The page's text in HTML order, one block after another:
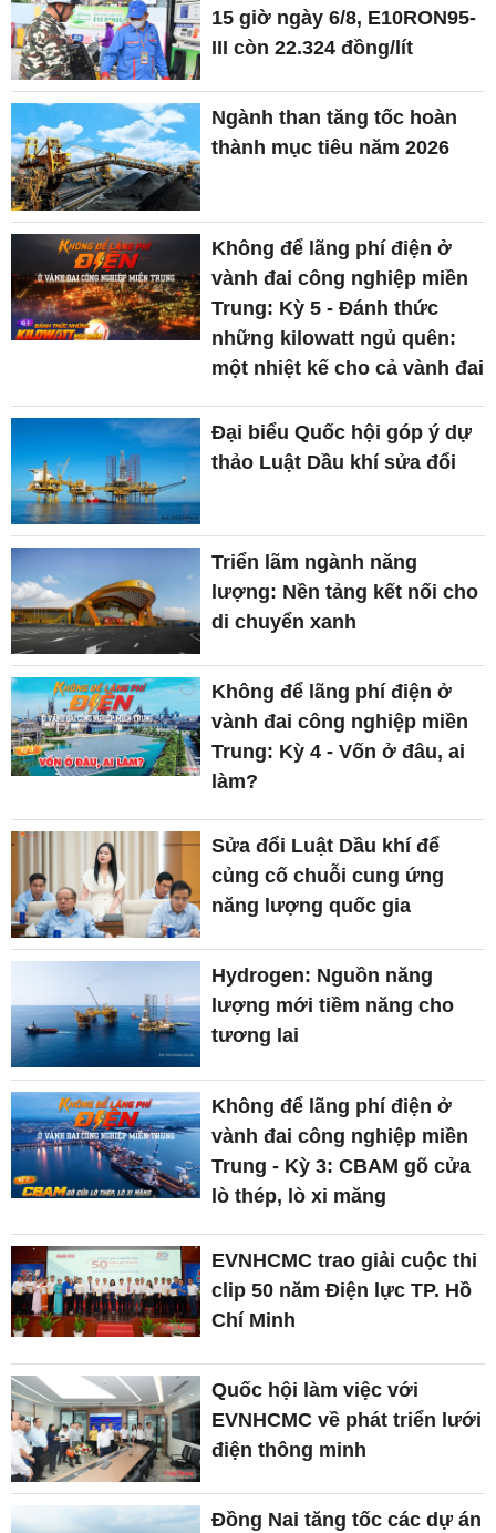
15 giờ ngày 6/8, E10RON95-
III còn 22.324 đồng/lít
Ngành than tăng tốc hoàn
thành mục tiêu năm 2026
Không để lãng phí điện ở
vành đai công nghiệp miền
Trung: Kỳ 5 - Đánh thức
những kilowatt ngủ quên:
một nhiệt kế cho cả vành đai
Đại biểu Quốc hội góp ý dự
thảo Luật Dầu khí sửa đổi
Triển lãm ngành năng
lượng: Nền tảng kết nối cho
di chuyển xanh
Không để lãng phí điện ở
vành đai công nghiệp miền
Trung: Kỳ 4 - Vốn ở đâu, ai
làm?
Sửa đổi Luật Dầu khí để
củng cố chuỗi cung ứng
năng lượng quốc gia
Hydrogen: Nguồn năng
lượng mới tiềm năng cho
tương lai
Không để lãng phí điện ở
vành đai công nghiệp miền
Trung - Kỳ 3: CBAM gõ cửa
lò thép, lò xi măng
EVNHCMC trao giải cuộc thi
clip 50 năm Điện lực TP. Hồ
Chí Minh
Quốc hội làm việc với
EVNHCMC về phát triển lưới
điện thông minh
Đồng Nai tăng tốc các dự án